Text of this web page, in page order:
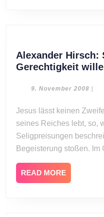
Alexander Hirsch:
Gerechtigkeit
9. November 2008 9.|
Jesus lässt keinen Zweifel daran: Wer als Bürger
seines Reiches lebt, so,
Seligpreisungen
Begeisterung stoßen. Im
READ MORE
MORE